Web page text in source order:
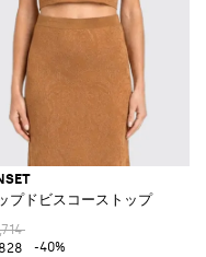
ットントップ
プドビスコーストップ
-40%